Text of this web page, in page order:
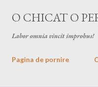
Treceți la
O CHICAT O
Labor omnia vincit improbus!
Pagina de pornire